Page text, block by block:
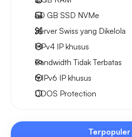
50 GB SSD NVMe
Server Swiss yang Dikelola
1 IPv4 IP khusus
Bandwidth Tidak Terbatas
6 IPv6 IP khusus
DDOS Protection
Terpopuler